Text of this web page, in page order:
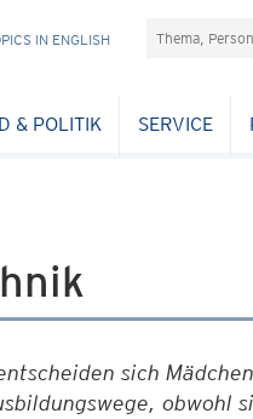
IN ENGLISH Suchefeld
& POLITIK SERVICE
sich
obwohl